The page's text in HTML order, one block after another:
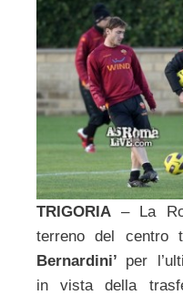
TRIGORIA – La
terreno del centro
Bernardini’ per
in vista della